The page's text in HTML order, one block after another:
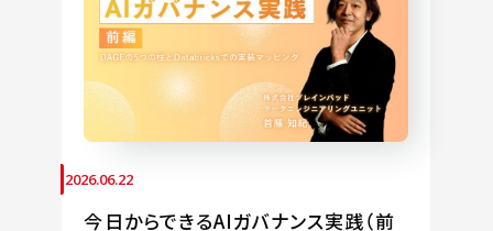
2026.06.22
今日からできるAIガバナンス実践（前